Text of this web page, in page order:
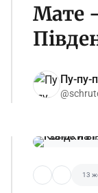
Мате
Пу-пу-
13